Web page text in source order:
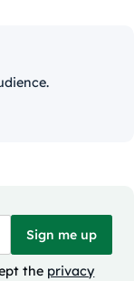
Sign me up
the privacy